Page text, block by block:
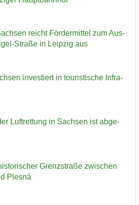
reicht För­der­mit­tel zum Aus­
Straße in Leip­zig aus
in­ves­tiert in tou­ris­ti­sche In­fra­
Luft­ret­tung in Sach­sen ist ab­ge­
Grenz­stra­ße zwi­schen
Plesná